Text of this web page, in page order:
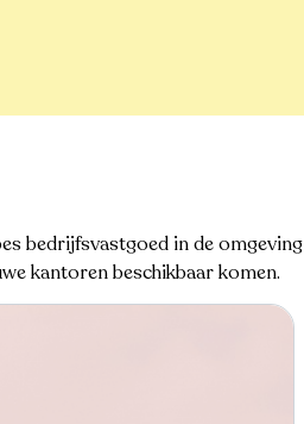
bedrijfsvastgoed in de omgeving
kantoren beschikbaar komen.